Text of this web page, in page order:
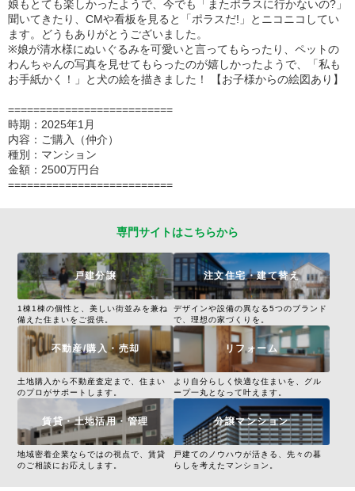
娘もとても楽しかったようで、今でも「またポラスに行かないの?」
聞いてきたり、CMや看板を見ると「ポラスだ!」とニコニコしてい
ます。どうもありがとうございました。
※娘が清水様にぬいぐるみを可愛いと言ってもらったり、ペットの
わんちゃんの写真を見せてもらったのが嬉しかったようで、「私も
お手紙かく！」と犬の絵を描きました！ 【お子様からの絵図あり】
==========================
時期：2025年1月
内容：ご購入（仲介）
種別：マンション
金額：2500万円台
==========================
専門サイトはこちらから
戸建分譲
1棟1棟の個性と、美しい街並みを兼ね
備えた住まいをご提供。
注文住宅・建て替え
デザインや設備の異なる5つのブランド
で、理想の家づくりを。
不動産/購入・売却
土地購入から不動産査定まで、住まい
のプロがサポートします。
リフォーム
より自分らしく快適な住まいを、グル
ープ一丸となって叶えます。
賃貸・土地活用・管理
地域密着企業ならではの視点で、賃貸
のご相談にお応えします。
分譲マンション
戸建てのノウハウが活きる、先々の暮
らしを考えたマンション。